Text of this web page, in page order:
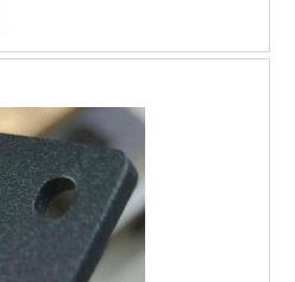
é particularmente
à sua velocidade
que é, também,
em rápid...